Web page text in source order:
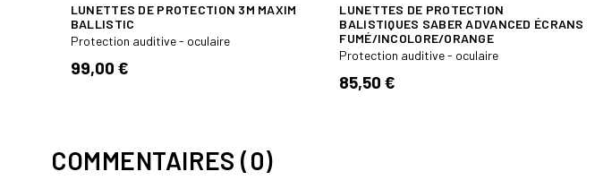
LUNETTES DE PROTECTION 3M MAXIM
BALLISTIC
Protection auditive - oculaire
99,00 €
LUNETTES DE PROTECTION
BALISTIQUES SABER ADVANCED ÉCRANS
FUMÉ/INCOLORE/ORANGE
Protection auditive - oculaire
85,50 €
COMMENTAIRES (0)